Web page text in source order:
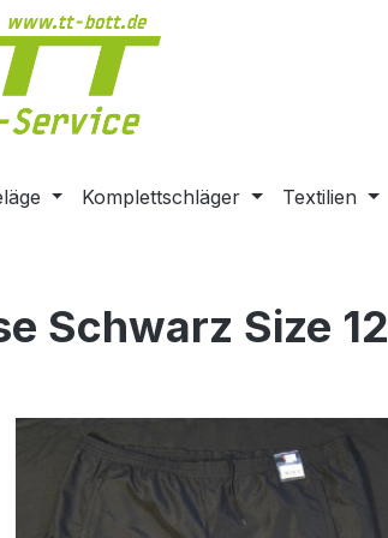
springen
Komplettschläger Textilien
Schwarz Size 12